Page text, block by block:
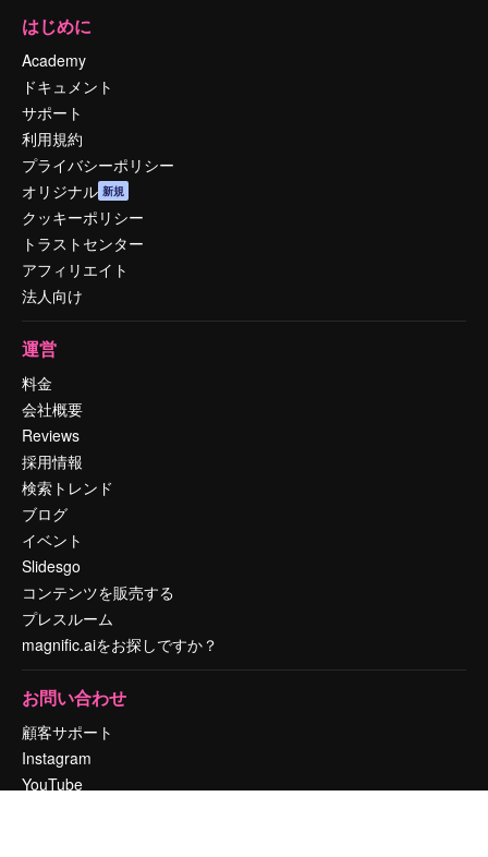
はじめに
Academy
ドキュメント
サポート
利用規約
プライバシーポリシー
オリジナル 新規
クッキーポリシー
トラストセンター
アフィリエイト
法人向け
運営
料金
会社概要
Reviews
採用情報
検索トレンド
ブログ
イベント
Slidesgo
コンテンツを販売する
プレスルーム
magnific.aiをお探しですか？
お問い合わせ
顧客サポート
Instagram
YouTube